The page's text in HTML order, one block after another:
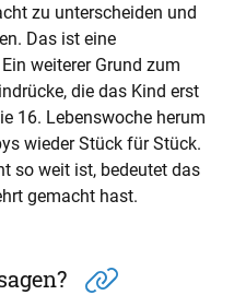
zu unterscheiden und
Das ist eine
weiterer Grund zum
die das Kind erst
16. Lebenswoche herum
wieder Stück für Stück.
so weit ist, bedeutet das
gemacht hast.